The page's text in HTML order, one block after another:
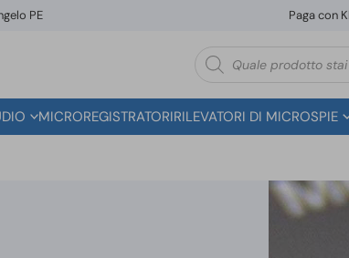
PE Paga con
Ricerca
prodotti
MICROREGISTRATORIRILEVATORI DI MICROSPIE